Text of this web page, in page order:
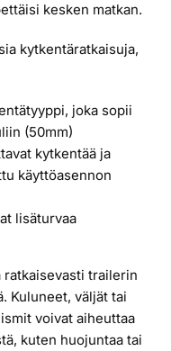
kesken matkan.
kytkentäratkaisuja,
joka sopii
(50mm)
kytkentää ja
käyttöasennon
lisäturvaa
ratkaisevasti trailerin
Kuluneet, väljät tai
voivat aiheuttaa
kuten huojuntaa tai